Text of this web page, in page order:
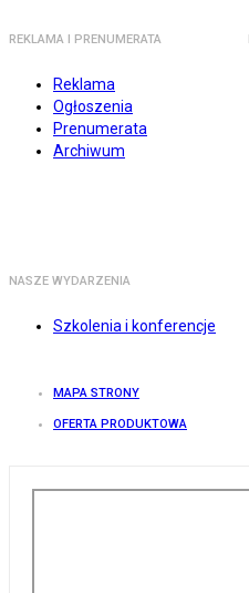
REKLAMA I PRENUMERATA
Reklama
Ogłoszenia
Prenumerata
Archiwum
NASZE WYDARZENIA
Szkolenia i konferencje
MAPA STRONY
OFERTA PRODUKTOWA